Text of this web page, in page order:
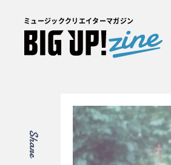
ミュージッククリエイターマガジン
Share